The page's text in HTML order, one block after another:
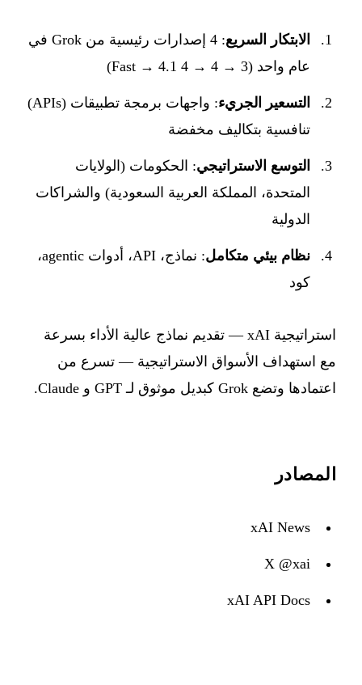
الابتكار السريع
: 4 إصدارات رئيسية من Grok في
عام واحد (3 → 4 → 4 Fast → 4.1)
التسعير الجريء
: واجهات برمجة تطبيقات (APIs)
تنافسية بتكاليف مخفضة
التوسع الاستراتيجي: الحكومات (الولايات
المتحدة، المملكة العربية السعودية) والشراكات
الدولية
نظام بيئي متكامل
: نماذج، API، أدوات agentic،
كود
استراتيجية xAI — تقديم نماذج عالية الأداء بسرعة
مع استهداف الأسواق الاستراتيجية — تسرع من
اعتمادها وتضع Grok كبديل موثوق لـ GPT و Claude.
المصادر
xAI News
X @xai
xAI API Docs